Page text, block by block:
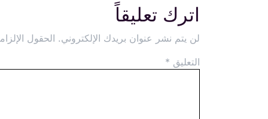
اترك تعليقاً
لن يتم نشر عنوان بريدك الإلكتروني. الحقول
التعليق *